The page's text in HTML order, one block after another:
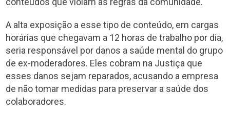
A alta exposição a esse tipo de conteúdo, em cargas
horárias que chegavam a 12 horas de trabalho por dia,
seria responsável por danos a saúde mental do grupo
de ex-moderadores. Eles cobram na Justiça que
esses danos sejam reparados, acusando a empresa
de não tomar medidas para preservar a saúde dos
colaboradores.